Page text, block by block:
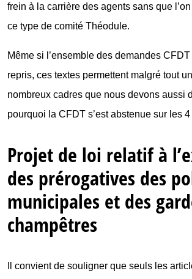
frein à la carrière des agents sans que
ce type de comité Théodule.
Même si l’ensemble des demandes CFDT
repris, ces textes permettent malgré tout
nombreux cadres que nous devons aussi
pourquoi la CFDT s’est abstenue sur les
Projet de loi relatif à
des prérogatives des
municipales et des
champêtres
Il convient de souligner que seuls les